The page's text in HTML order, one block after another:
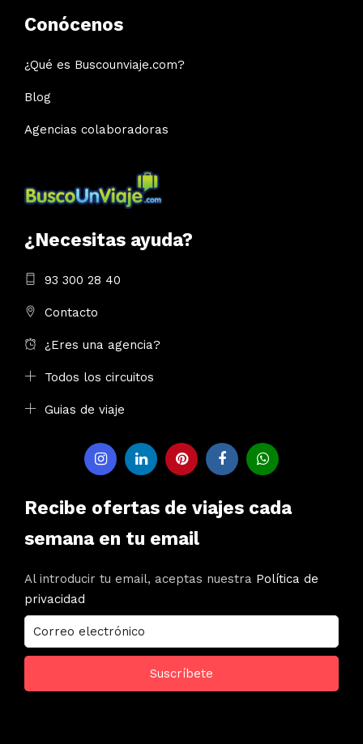
Conócenos
¿Qué es Buscounviaje.com?
Blog
Agencias colaboradoras
¿Necesitas ayuda?
93 300 28 40
Contacto
¿Eres una agencia?
Todos los circuitos
Guias de viaje
Recibe ofertas de viajes cada
semana en tu email
Al introducir tu email, aceptas nuestra Política de
privacidad